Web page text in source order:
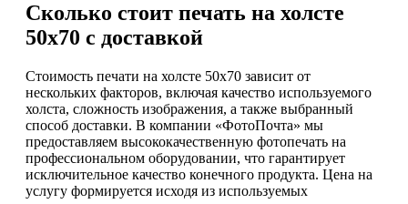
Сколько стоит печать на холсте
50х70 с доставкой
Стоимость печати на холсте 50х70 зависит от
нескольких факторов, включая качество используемого
холста, сложность изображения, а также выбранный
способ доставки. В компании «ФотоПочта» мы
предоставляем высококачественную фотопечать на
профессиональном оборудовании, что гарантирует
исключительное качество конечного продукта. Цена на
услугу формируется исходя из используемых